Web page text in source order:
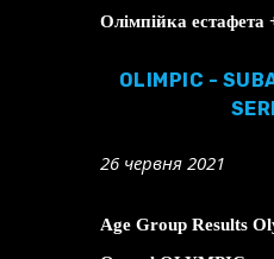
Олімпійка естафета
OLIMPIC -
26 червня 2021
Age Group Results